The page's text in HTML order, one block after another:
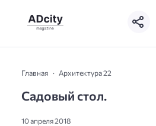
Главная Архитектура 22
Садовый стол.
10 апреля 2018